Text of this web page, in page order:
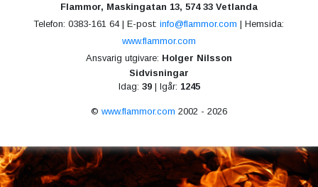
Flammor, Maskingatan 13, 574 33 Vetlanda
Telefon: 0383-161 64 | E-post: info@flammor.com | Hemsida:
www.flammor.com
Ansvarig utgivare: Holger Nilsson
Sidvisningar
Idag: 39| Igår: 1245
© www.flammor.com 2002 - 2026